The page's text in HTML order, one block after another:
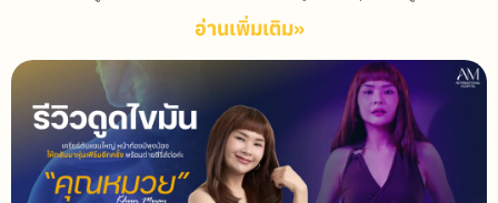
อ่านเพิ่มเติม»